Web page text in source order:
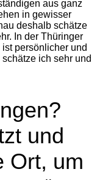
aus ganz
in gewisser
deshalb schätze
In der Thüringer
persönlicher und
ich sehr und
und
Ort, um